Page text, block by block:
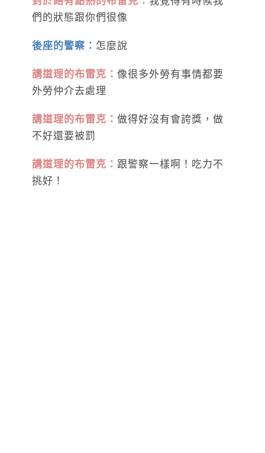
們的狀態跟你們很像
後座的警察： 怎麼說
講道理的布雷克： 像很多外勞有事情都要
外勞仲介去處理
講道理的布雷克： 做得好沒有會誇獎，做
不好還要被罰
講道理的布雷克： 跟警察一樣啊！吃力不
挑好！